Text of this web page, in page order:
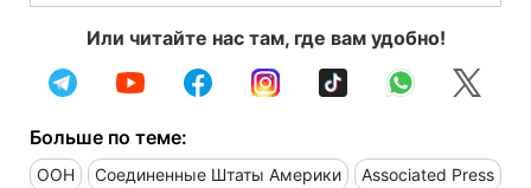
Или читайте нас там, где вам удобно!
Больше по теме:
ООН Соединенные Штаты Америки Associated Press